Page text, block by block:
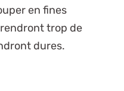
en fines
trop de
dures.